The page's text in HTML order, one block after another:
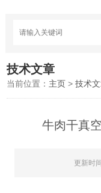
技术文章
当前位置： 主页 >技术
牛肉干真
更新时